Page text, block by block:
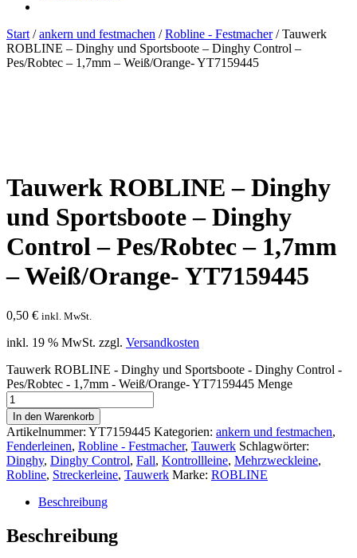
Start /ankern und festmachen /Robline - Festmacher/Tauwerk
ROBLINE – Dinghy und Sportsboote – Dinghy Control –
Pes/Robtec – 1,7mm – Weiß/Orange- YT7159445
Tauwerk ROBLINE – Dinghy
und Sportsboote – Dinghy
Control – Pes/Robtec – 1,7mm
– Weiß/Orange- YT7159445
0,50 € inkl. MwSt.
inkl. 19 % MwSt. zzgl. Versandkosten
Tauwerk ROBLINE - Dinghy und Sportsboote - Dinghy Control -
Pes/Robtec - 1,7mm - Weiß/Orange- YT7159445 Menge
In den Warenkorb
Artikelnummer: YT7159445 Kategorien: ankern und festmachen,
Fenderleinen, Robline - Festmacher, Tauwerk Schlagwörter:
Dinghy, Dinghy Control, Fall, Kontrollleine, Mehrzweckleine,
Robline, Streckerleine, Tauwerk Marke: ROBLINE
Beschreibung
Beschreibung